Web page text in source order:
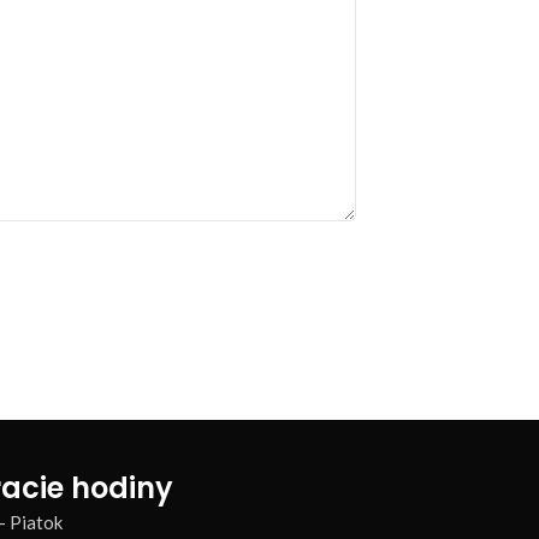
hodiny
Piatok